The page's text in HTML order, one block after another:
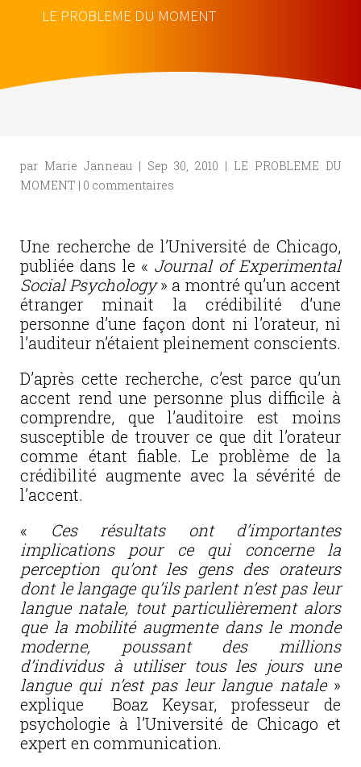
LE PROBLEME DU MOMENT
par Marie Janneau | Sep 30, 2010 | LE PROBLEME DU
MOMENT | 0 commentaires
Une recherche de l’Université de Chicago,
publiée dans le « Journal of Experimental
Social Psychology» a montré qu’un accent
étranger minait la crédibilité d’une
personne d’une façon dont ni l’orateur, ni
l’auditeur n’étaient pleinement conscients.
D’après cette recherche, c’est parce qu’un
accent rend une personne plus difficile à
comprendre, que l’auditoire est moins
susceptible de trouver ce que dit l’orateur
comme étant fiable. Le problème de la
crédibilité augmente avec la sévérité de
l’accent.
« Ces résultats ont d’importantes
implications pour ce qui concerne la
perception qu’ont les gens des orateurs
dont le langage qu’ils parlent n’est pas leur
langue natale, tout particulièrement alors
que la mobilité augmente dans le monde
moderne, poussant des
millions
d’individus à utiliser tous les jours une
langue qui n’est pas leur langue natale»
explique Boaz Keysar, professeur de
psychologie à l’Université de Chicago et
expert en communication.